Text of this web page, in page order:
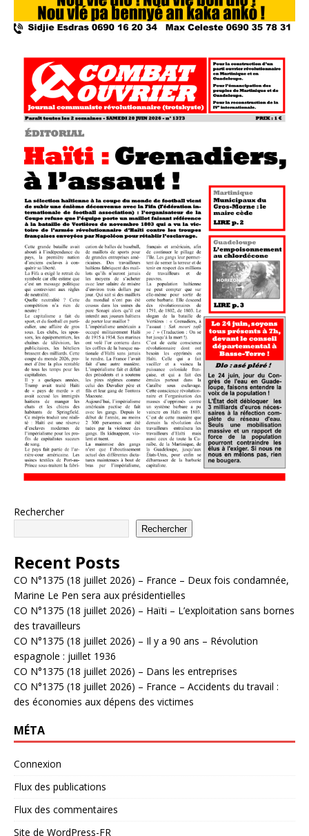
Rechercher
Rechercher
Recent Posts
CO N°1375 (18 juillet 2026) – France – Deux fois condamnée,
Marine Le Pen sera aux présidentielles
CO N°1375 (18 juillet 2026) – Haïti – L’exploitation sans bornes
des travailleurs
CO N°1375 (18 juillet 2026) – Il y a 90 ans – Révolution
espagnole : juillet 1936
CO N°1375 (18 juillet 2026) – Dans les entreprises
CO N°1375 (18 juillet 2026) – France – Accidents du travail :
des économies aux dépens des victimes
MÉTA
Connexion
Flux des publications
Flux des commentaires
Site de WordPress-FR